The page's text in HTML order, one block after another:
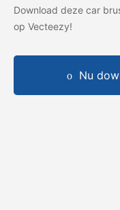
Download deze car
op Vecteezy!
Nu